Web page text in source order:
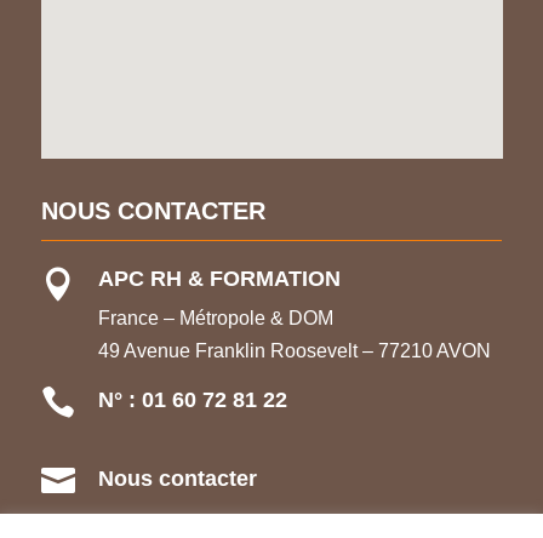
NOUS CONTACTER
 APC RH & FORMATION
France – Métropole & DOM
49 Avenue Franklin Roosevelt – 77210 AVON
 N° : 01 60 72 81 22
 Nous contacter